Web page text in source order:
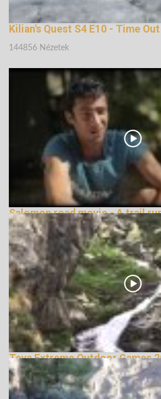
Kilian's Quest S4 E10 - Time
144856 Nézetek
Salomon road movie - A trail
148670 Nézetek
Teva Extreme Outdoor Games
Running
146094 Nézetek